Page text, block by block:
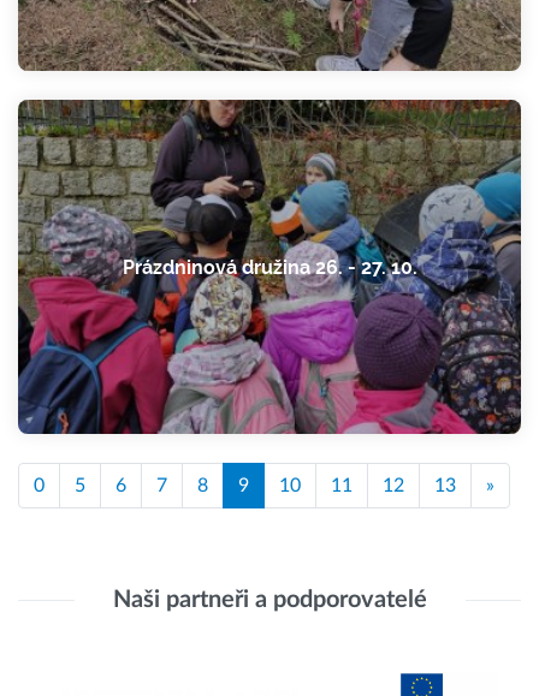
Prázdninová družina 26. - 27. 10.
0 5 6 7 8 9 10 11 12 13 »
Naši partneři a podporovatelé